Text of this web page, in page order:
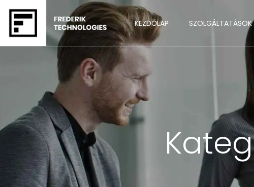
KEZDŐLAP SZOLGÁLTATÁSOK